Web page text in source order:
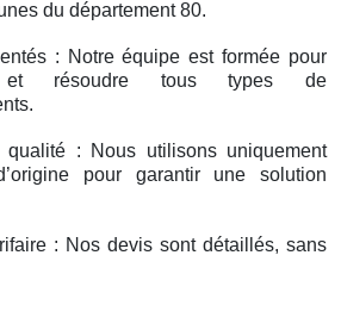
du département 80.
: Notre équipe est formée pour
et résoudre tous types de
qualité : Nous utilisons uniquement
pour garantir une solution
: Nos devis sont détaillés, sans